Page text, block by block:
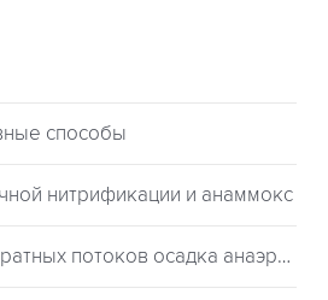
способы
нитрификации и анаммокс
3. Обработка возвратных потоков осадка анаэробного сбраживания